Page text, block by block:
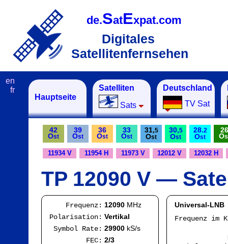
de.SatExpat.com
Digitales
Satellitenfernsehen
Hauptseite
Satelliten
Sats
Deutschland
TV Sat
en
fr
42
Ost
39
Ost
36
Ost
33
Ost
31,5
Ost
30,5
Ost
28.2
Ost
26
O
11934 V 11954 H 11973 V 12012 V 12032 H
TP 12090 V —
Frequenz: 12090 MHz
Polarisation: Vertikal
Symbol Rate: 29900 kS/s
FEC: 2/3
Universal-LNB
Frequenz im